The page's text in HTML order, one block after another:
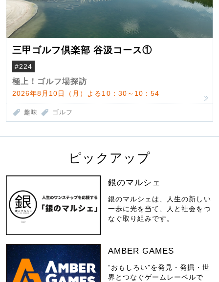
三甲ゴルフ倶楽部 谷汲コース①
#224
極上！ゴルフ場探訪
2026年8月10日（月）よる10：30～10：54
趣味 ゴルフ
ピックアップ
銀のマルシェ
銀のマルシェは、人生の新しい
一歩に光を当て、人と社会をつ
なぐ取り組みです。
AMBER GAMES
“おもしろい”を発見・発掘・世
界とつなぐゲームレーベルで